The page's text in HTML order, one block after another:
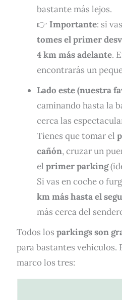
bastante más lejos.
👉 Importante: si
tomes el primer
4 km más adelante.
encontrarás un
Lado este (nuestra
caminando hasta la
cerca las
Tienes que tomar el
cañón, cruzar un
el primer parking
Si vas en coche o
km más hasta el
más cerca del
Todos los parkings son
para bastantes vehículos.
marco los tres: